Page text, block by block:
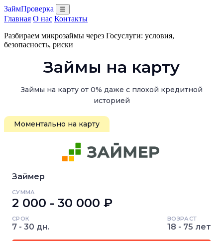
ЗаймПроверка ☰
Главная О нас Контакты
Разбираем микрозаймы через Госуслуги: условия,
безопасность, риски
Займы на карту
Займы на карту от 0% даже с плохой кредитной
историей
Моментально на карту
Займер
СУММА
2 000 - 30 000 ₽
СРОК
7 - 30 дн.
ВОЗРАСТ
18 - 75 лет